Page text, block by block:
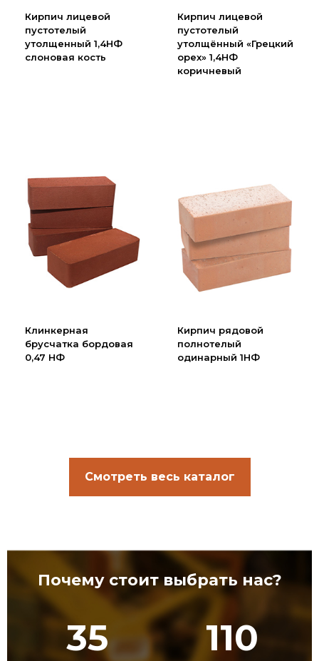
Личный кабинет
Корзина
Кирпич лицевой
пустотелый
утолщенный 1,4НФ
слоновая кость
Кирпич лицевой
пустотелый
утолщённый «Грецкий
орех» 1,4НФ
коричневый
Клинкерная
брусчатка бордовая
0,47 НФ
Кирпич рядовой
полнотелый
одинарный 1НФ
Смотреть весь каталог
Почему стоит выбрать нас?
35 110